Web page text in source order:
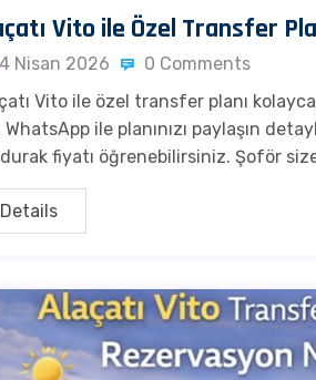
Vito ile Özel Transfer
Nisan 2026
0 Comments
Vito ile özel transfer planı
ile planınızı paylaşın
fiyatı öğrenebilirsiniz. Şoför
Details